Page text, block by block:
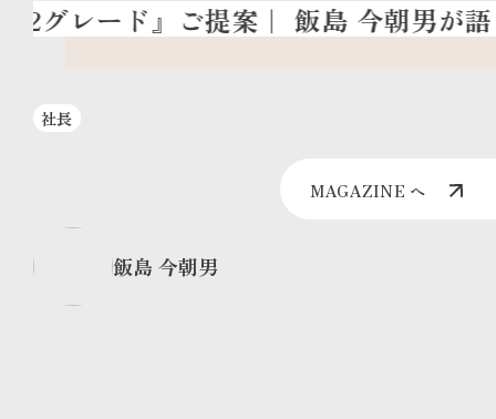
社長
MAGAZINE へ
飯島 今朝男